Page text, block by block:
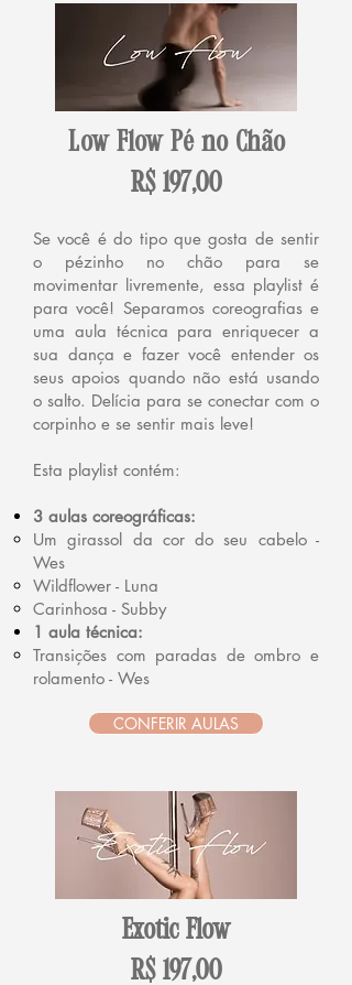
Low Flow Pé no Chão
R$ 197,00
Se você é do tipo que gosta de sentir
o pézinho no chão para se
movimentar livremente, essa playlist é
para você! Separamos coreografias e
uma aula técnica para enriquecer a
sua dança e fazer você entender os
seus apoios quando não está usando
o salto. Delícia para se conectar com o
corpinho e se sentir mais leve!
Esta playlist contém:
3 aulas coreográficas:
Um girassol da cor do seu cabelo -
Wes
Wildflower - Luna
Carinhosa - Subby
1 aula técnica:
Transições com paradas de ombro e
rolamento - Wes
CONFERIR AULAS
Exotic Flow
R$ 197,00